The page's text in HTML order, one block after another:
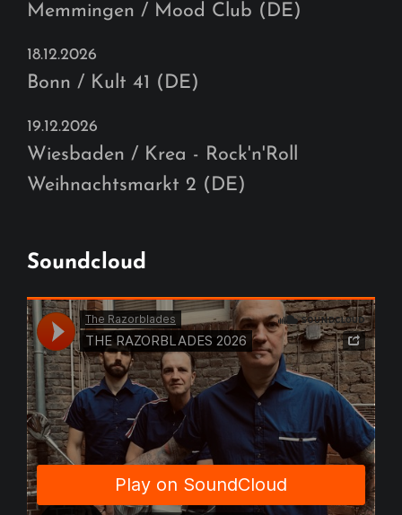
Memmingen / Mood Club (DE)
18.12.2026
Bonn / Kult 41 (DE)
19.12.2026
Wiesbaden / Krea - Rock'n'Roll
Weihnachtsmarkt 2 (DE)
Soundcloud